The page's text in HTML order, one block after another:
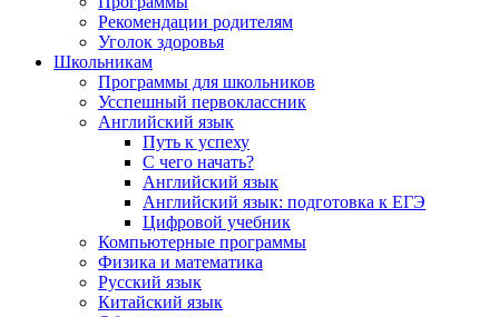
Рекомендации родителям
Уголок здоровья
Школьникам
Программы для школьников
Усспешный первоклассник
Английский язык
Путь к успеху
С чего начать?
Английский язык
Английский язык: подготовка к ЕГЭ
Цифровой учебник
Компьютерные программы
Физика и математика
Русский язык
Китайский язык